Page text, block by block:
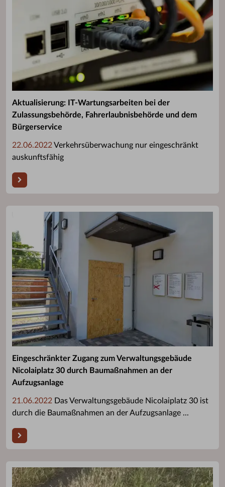
Aktualisierung: IT-Wartungsarbeiten bei der
Zulassungsbehörde, Fahrerlaubnisbehörde und dem
Bürgerservice
22.06.2022 Verkehrsüberwachung nur eingeschränkt
auskunftsfähig
Eingeschränkter Zugang zum Verwaltungsgebäude
Nicolaiplatz 30 durch Baumaßnahmen an der
Aufzugsanlage
21.06.2022 Das Verwaltungsgebäude Nicolaiplatz 30 ist
durch die Baumaßnahmen an der Aufzugsanlage ...